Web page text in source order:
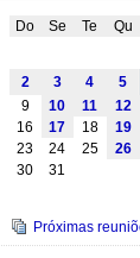
Do Se Te Qu
2
3 4 5
9
10 11 12
16
17 18 19
23
24 25 26
30
31
Navegação
Próximas